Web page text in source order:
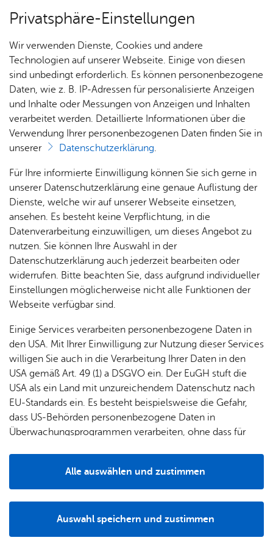
Über­sicht Bür­ger & Stadt
Rat­
haus &
Bür­
ger­
ser­vice
Rat­
häu­ser
& Orts­
ver­
wal­
Ämter
A–Z
Diens
t­leis­
tun­gen
A–Z
For­
Nach­
rich­
ten,
Vi­de­os
& Bil­
der
Me­di­
en­in­
for­ma­
tio­nen
fent­li­
che
Be­
kannt­
ma­
chun­
& TV
Pres­se
Jobs
Stel­
len­an­
ge­bo­te
Aus­bil­
dung &
Stu­di­
um
Bil­
dung
& Be­
treu­
ung
Potz­
be­
treu­
ung
Schu­
len
Bauen
& Um­
welt
Geo­
da­ten
& 3D-
Stadt­
Bau­
stel­len
& Um­
lei­tun­
Um­
welt &
Kli­ma­
Sa­nie­
ren &
bi­li­en
Stadt­
Ge­
sund­
heit &
kum
Ärzte &
Apo­
Fa­mi­lie
& Kin­
der
Se­nio­
ren
Woh­
nen
re­frei
Pfle­ge
& Un­
ter­stüt­
zung
Stadt­ge­schich­te
Vor­le­sen
Stadt­chro­nik
In der Friedrichshafener Stadtchronik werden die
vielfältigen historischen Geschehnisse in griffiger
Form zusammengeführt. Kennen Sie ein
bedeutendes historisches Ereignis, das nicht in
der Chronik aufgeführt ist? Dann nutzen Sie das
Formular für einen neuen Eintrag.
Mai 1882 - Er­öff­nung der Schuh­mach­er­werk­statt
Ka­te­go­rie:Wirt­schaft
Ge­wer­be
Herrn Gohl auf Dr. Lei­bold über.
Schlag­wort:Tou­ris­mus
Privatsphäre-Einstellungen
Wir verwenden Dienste, Cookies und andere
Technologien auf unserer Webseite. Einige von diesen
sind unbedingt erforderlich. Es können personenbezogene
Daten, wie z. B. IP-Adressen für personalisierte Anzeigen
und Inhalte oder Messungen von Anzeigen und Inhalten
verarbeitet werden. Detaillierte Informationen über die
Verwendung Ihrer personenbezogenen Daten finden Sie in
unserer
Datenschutzerklärung.
Für Ihre informierte Einwilligung können Sie sich gerne in
unserer Datenschutzerklärung eine genaue Auflistung der
Dienste, welche wir auf unserer Webseite einsetzen,
ansehen. Es besteht keine Verpflichtung, in die
Datenverarbeitung einzuwilligen, um dieses Angebot zu
nutzen. Sie können Ihre Auswahl in der
Datenschutzerklärung auch jederzeit bearbeiten oder
widerrufen. Bitte beachten Sie, dass aufgrund individueller
Einstellungen möglicherweise nicht alle Funktionen der
Webseite verfügbar sind.
Einige Services verarbeiten personenbezogene Daten in
den USA. Mit Ihrer Einwilligung zur Nutzung dieser Services
willigen Sie auch in die Verarbeitung Ihrer Daten in den
USA gemäß Art. 49 (1) a DSGVO ein. Der EuGH stuft die
USA als ein Land mit unzureichendem Datenschutz nach
EU-Standards ein. Es besteht beispielsweise die Gefahr,
dass US-Behörden personenbezogene Daten in
Überwachungsprogrammen verarbeiten, ohne dass für
Auswahl speichern und zustimmen
Alle auswählen und zustimmen